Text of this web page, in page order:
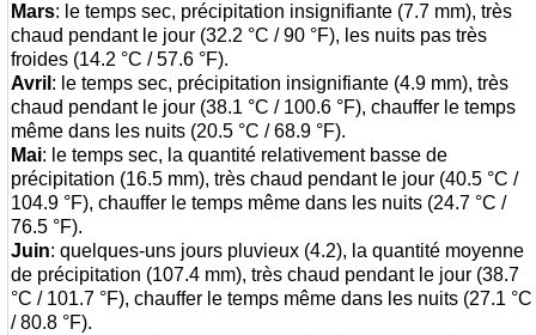
Mars: le temps sec, précipitation insignifiante (7.7 mm), très
chaud pendant le jour (32.2 °C / 90 °F), les nuits pas très
froides (14.2 °C / 57.6 °F).
Avril : le temps sec, précipitation insignifiante (4.9 mm), très
chaud pendant le jour (38.1 °C / 100.6 °F), chauffer le temps
même dans les nuits (20.5 °C / 68.9 °F).
Mai: le temps sec, la quantité relativement basse de
précipitation (16.5 mm), très chaud pendant le jour (40.5 °C /
104.9 °F), chauffer le temps même dans les nuits (24.7 °C /
76.5 °F).
Juin: quelques-uns jours pluvieux (4.2), la quantité moyenne
de précipitation (107.4 mm), très chaud pendant le jour (38.7
°C / 101.7 °F), chauffer le temps même dans les nuits (27.1 °C
/ 80.8 °F).